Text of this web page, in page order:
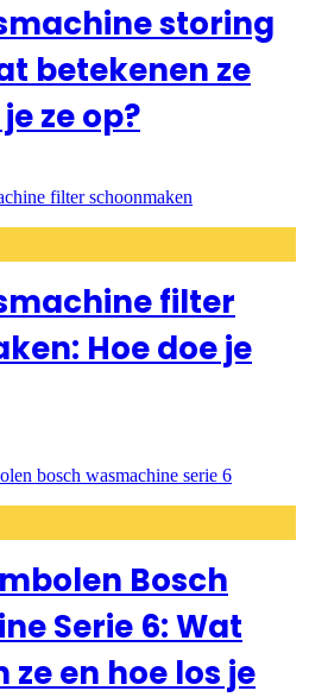
storing
betekenen ze
ze op?
filter
Hoe doe je
Bosch
Serie 6: Wat
ze en hoe los je